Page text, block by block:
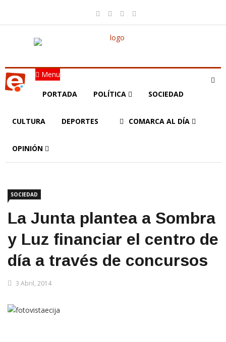
Menu
PORTADA POLÍTICA SOCIEDAD
CULTURA DEPORTES COMARCA AL DÍA
OPINIÓN
SOCIEDAD
La Junta plantea a Sombra
y Luz financiar el centro de
día a través de concursos
3 Abril, 2014